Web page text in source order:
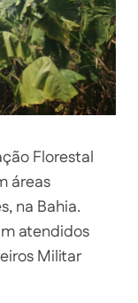
Florestal
áreas
na Bahia.
atendidos
Militar